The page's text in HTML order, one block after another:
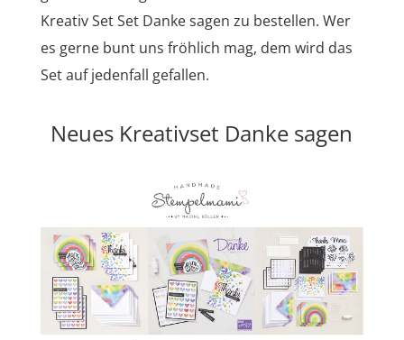
Kreativ Set Set Danke sagen zu bestellen. Wer
es gerne bunt uns fröhlich mag, dem wird das
Set auf jedenfall gefallen.
Neues Kreativset Danke sagen